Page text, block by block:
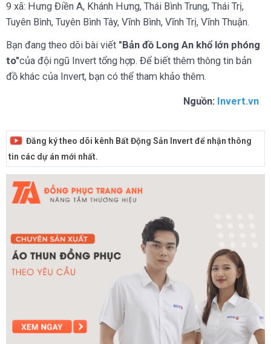
9 xã: Hưng Điền A, Khánh Hưng, Thái Bình Trung, Thái Trị,
Tuyên Bình, Tuyên Bình Tây, Vĩnh Bình, Vĩnh Trị, Vĩnh Thuận.
Bạn đang theo dõi bài viết "Bản đồ Long An khổ lớn phóng
to"của đội ngũ Invert tổng hợp. Để biết thêm thông tin bản
đồ khác của Invert, bạn có thể tham khảo thêm.
Nguồn: Invert.vn
Đăng ký theo dõi kênh Bất Động Sản Invert để nhận thông
tin các dự án mới nhất.